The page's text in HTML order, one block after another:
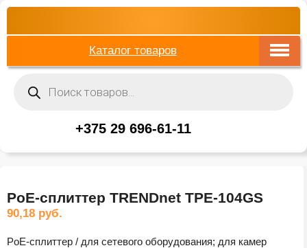
Каталог товаров
товаров
+375 29 696-61-11
PoE-сплиттер TRENDnet TPE-104GS
90,18 руб.
PoE-сплиттер / для сетевого оборудования; для камер